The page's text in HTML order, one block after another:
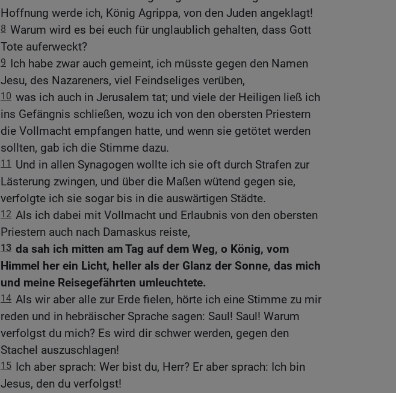
Hoffnung werde ich, König Agrippa, von den Juden angeklagt!
8 Warum wird es bei euch für unglaublich gehalten, dass Gott
Tote auferweckt?
9 Ich habe zwar auch gemeint, ich müsste gegen den Namen
Jesu, des Nazareners, viel Feindseliges verüben,
10 was ich auch in Jerusalem tat; und viele der Heiligen ließ ich
ins Gefängnis schließen, wozu ich von den obersten Priestern
die Vollmacht empfangen hatte, und wenn sie getötet werden
sollten, gab ich die Stimme dazu.
11
Und in allen Synagogen wollte ich sie oft durch Strafen zur
Lästerung zwingen, und über die Maßen wütend gegen sie,
verfolgte ich sie sogar bis in die auswärtigen Städte.
12 Als ich dabei mit Vollmacht und Erlaubnis von den obersten
Priestern auch nach Damaskus reiste,
13 da sah ich mitten am Tag auf dem Weg, o König, vom
Himmel her ein Licht, heller als der Glanz der Sonne, das mich
und meine Reisegefährten umleuchtete.
14 Als wir aber alle zur Erde fielen, hörte ich eine Stimme zu mir
reden und in hebräischer Sprache sagen: Saul! Saul! Warum
verfolgst du mich? Es wird dir schwer werden, gegen den
Stachel auszuschlagen!
15 Ich aber sprach: Wer bist du, Herr? Er aber sprach: Ich bin
Jesus, den du verfolgst!